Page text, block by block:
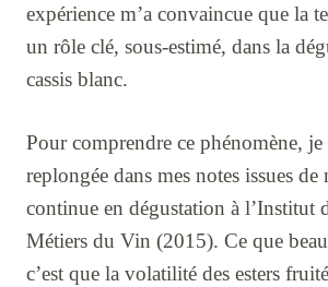
expérience m’a convaincue que la
un rôle clé, sous-estimé, dans la
cassis blanc.
Pour comprendre ce phénomène, je
replongée dans mes notes issues
continue en dégustation à l’Institut
Métiers du Vin (2015). Ce que
c’est que la volatilité des esters